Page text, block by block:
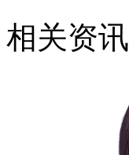
相关资讯